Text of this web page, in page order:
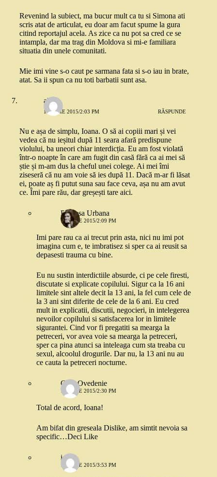
Revenind la subiect, ma bucur mult ca tu si Simona ati
scris atat de articulat, eu doar am facut spume la gura
citind reportajul acela. As zice ca nu pot sa cred ce se
intampla, dar ma trag din Moldova si mi-e familiara
situatia din unele comunitati.
Mie imi vine s-o caut pe sarmana fata si s-o iau in brate,
atat. Sa ii spun ca nu toti barbatii sunt asa.
alina
16 IULIE 2015/2:03 PM RĂSPUNDE
Nu e așa de simplu, Ioana. O să ai copiii mari și vei
vedea că nu ieșitul după 11 seara afară predispune
violului, ba uneori chiar interdicția. Eu am fost violată
într-o noapte în care am fugit din casă fără ca ai mei să
știe și m-am dus la cheful unei colege. Ai mei îmi
ziseseră că nu am voie să ies după 11. Dacă m-ar fi lăsat
ei, poate aș fi putut suna sau face ceva, așa nu am avut
ce. Îmi pare rău, dar greșești tare aici.
Printesa Urbana
16 IULIE 2015/2:09 PM
Imi pare rau ca ai trecut prin asta, nici nu imi pot
imagina cum e, te imbratisez si sper ca ai reusit sa
depasesti trauma cu bine.
Eu nu sustin interdictiile absurde, ci pe cele firesti,
discutate si explicate copilului. Sigur ca la 16 ani
limitele sint altele decit la 13 ani, la fel cum cele de
la 3 ani sint diferite de cele de la 6 ani. Eu cred
mult in explicatii, discutii, negocieri, in intelegerea
nevoilor copilului si satisfacerea lor in limitele
sigurantei. Cind vor fi pregatiti sa mearga la
petreceri, vor avea voie sa mearga la petreceri,
sper ca pina atunci sa inteleaga cum sta treaba cu
sexul, alcoolul drogurile. Dar nu, la 13 ani nu au
ce cauta la petreceri nocturne.
Gina Ovedenie
16 IULIE 2015/2:30 PM
Total de acord, Ioana!
Am bifat din greseala Dislike, am simtit nevoia sa
specific…Deci Like
ioana
16 IULIE 2015/3:53 PM